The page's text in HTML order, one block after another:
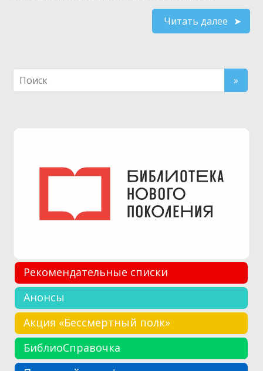
Читать далее
Рекомендательные списки
Анонсы
Акция «Бессмертный полк»
БиблиоСправочка